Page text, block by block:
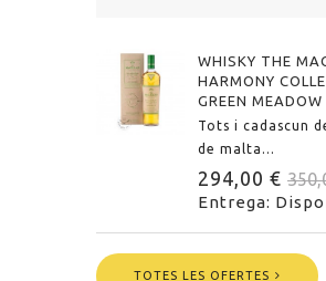
WHISKY THE
HARMONY
GREEN MEADOW
Tots i cadascun
de malta...
294,00 €
Entrega:
TOTES LES OFERTES